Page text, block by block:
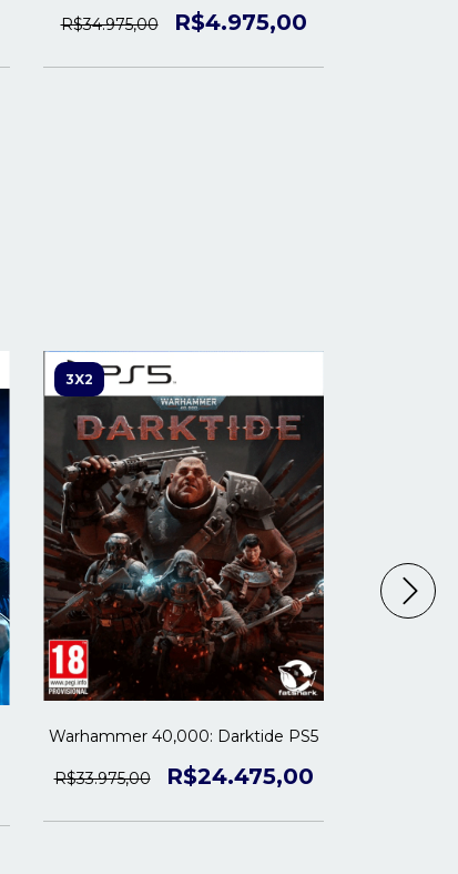
R$34.975,00 R$4.975,00
3X2
Warhammer 40,000: Darktide PS5
R$33.975,00 R$24.475,00